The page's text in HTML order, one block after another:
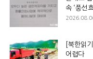
속 ‘풍선
[북한읽
어렵다